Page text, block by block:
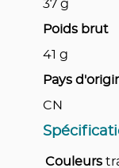
37g
Poids brut
41 g
Pays
CN
Couleurs